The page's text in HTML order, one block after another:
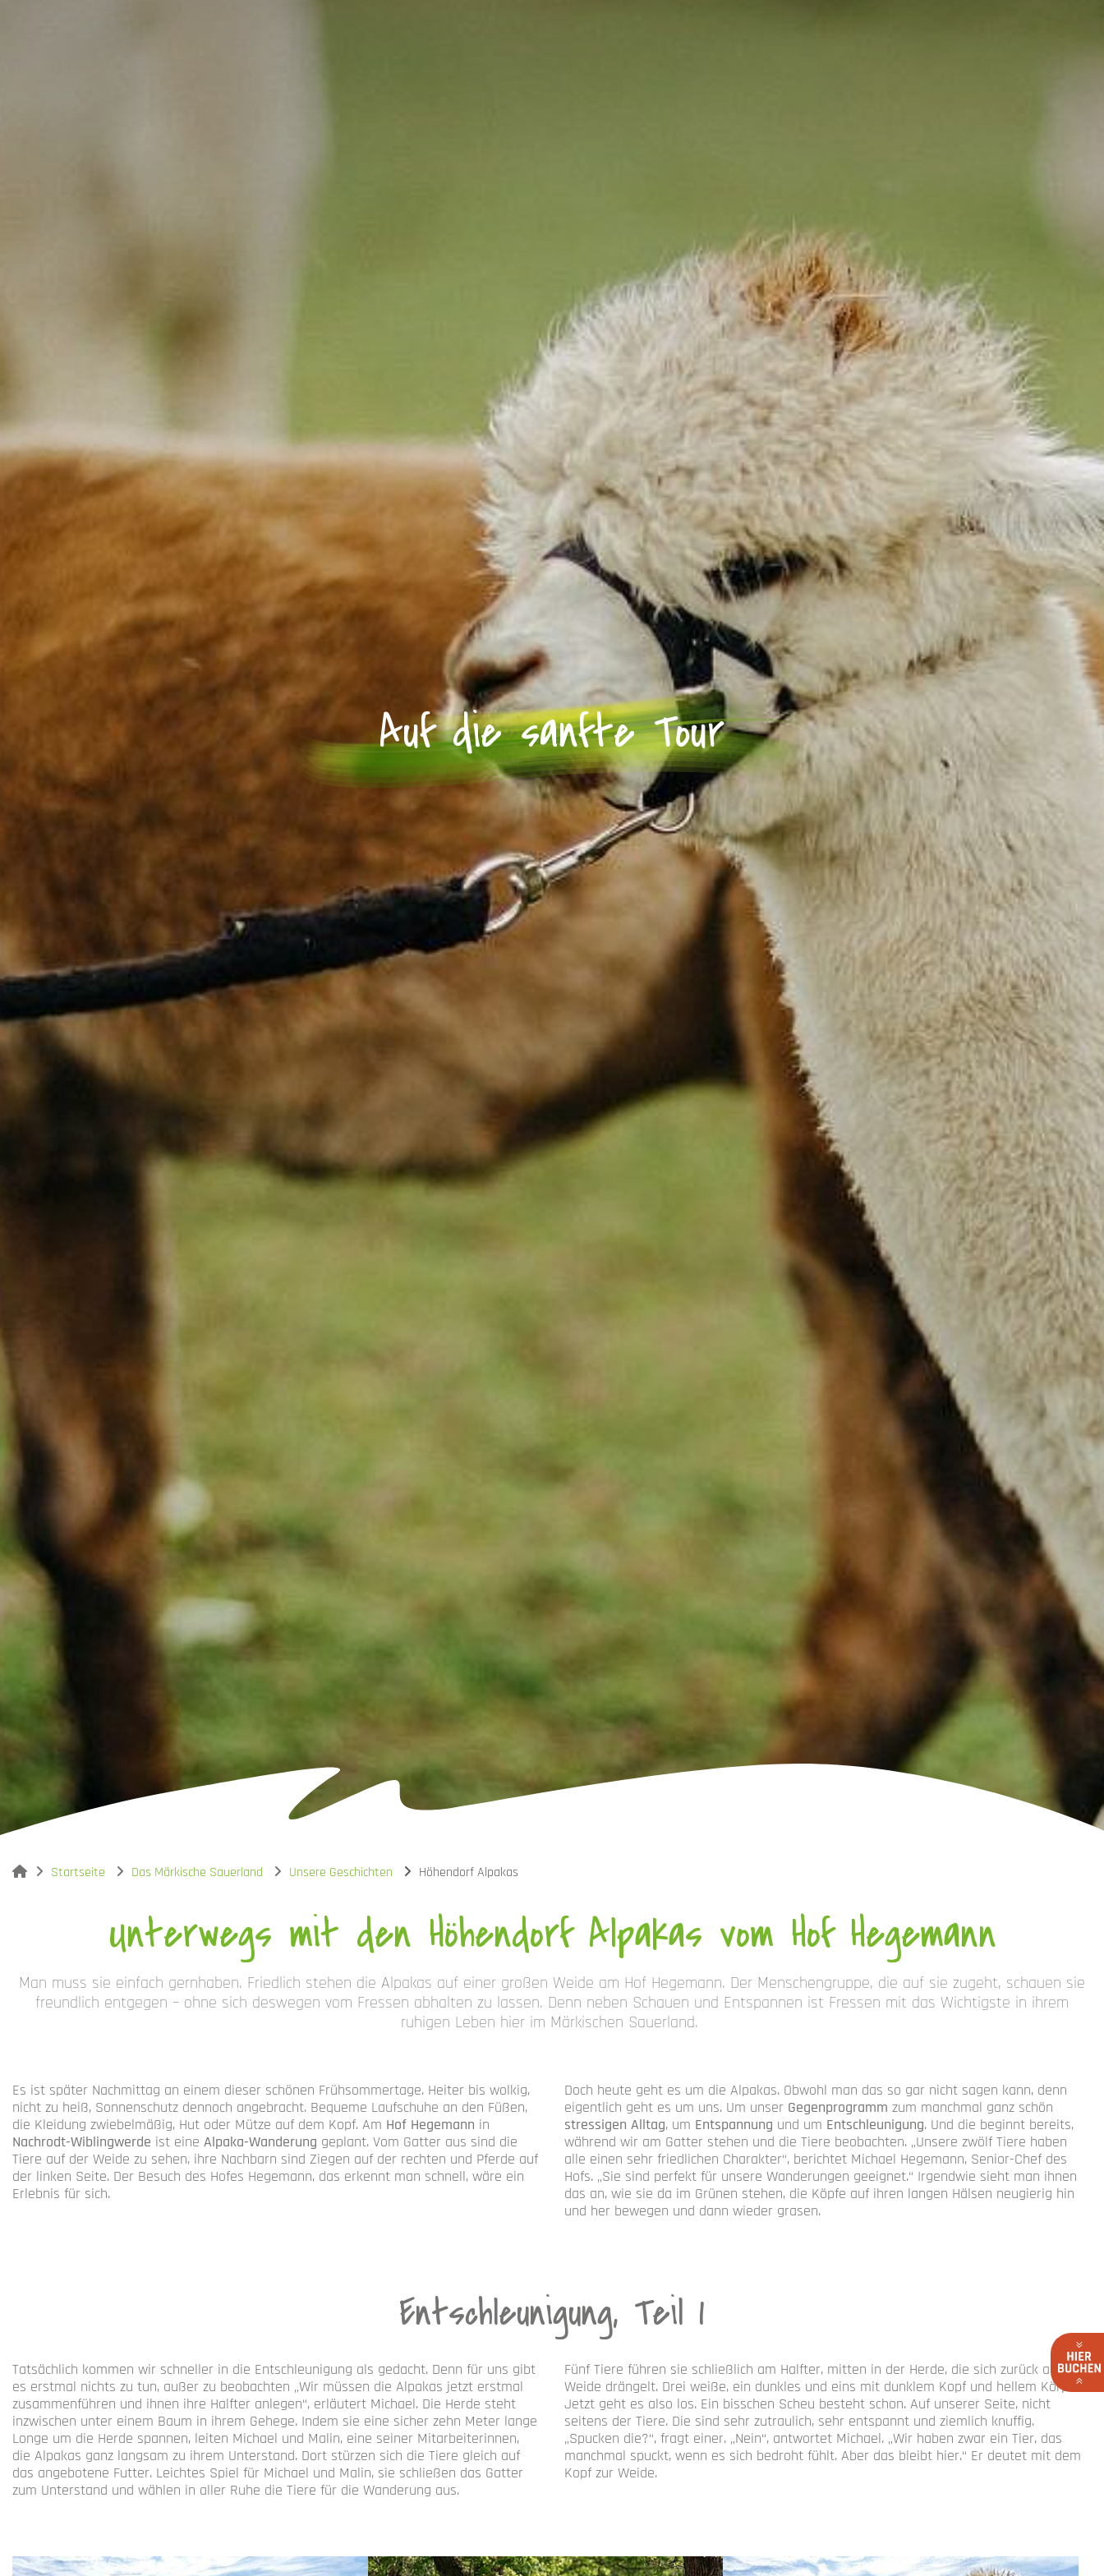
Auf die sanfte Tour
You are here:
Startseite Das Märkische Sauerland Unsere Geschichten Höhendorf Alpakas
Unterwegs mit den Höhendorf Alpakas vom Hof Hegemann
Man muss sie einfach gernhaben. Friedlich stehen die Alpakas auf einer großen Weide am Hof Hegemann. Der Menschengruppe, die auf sie zugeht, schauen sie
freundlich entgegen – ohne sich deswegen vom Fressen abhalten zu lassen. Denn neben Schauen und Entspannen ist Fressen mit das Wichtigste in ihrem
ruhigen Leben hier im Märkischen Sauerland.
Es ist später Nachmittag an einem dieser schönen Frühsommertage. Heiter bis wolkig,
nicht zu heiß, Sonnenschutz dennoch angebracht. Bequeme Laufschuhe an den Füßen,
die Kleidung zwiebelmäßig, Hut oder Mütze auf dem Kopf. Am Hof Hegemann in
Nachrodt-Wiblingwerde ist eine Alpaka-Wanderung geplant. Vom Gatter aus sind die
Tiere auf der Weide zu sehen, ihre Nachbarn sind Ziegen auf der rechten und Pferde auf
der linken Seite. Der Besuch des Hofes Hegemann, das erkennt man schnell, wäre ein
Erlebnis für sich.
Doch heute geht es um die Alpakas. Obwohl man das so gar nicht sagen kann, denn
eigentlich geht es um uns. Um unser Gegenprogramm zum manchmal ganz schön
stressigen Alltag, um Entspannung und um Entschleunigung. Und die beginnt bereits,
während wir am Gatter stehen und die Tiere beobachten. „Unsere zwölf Tiere haben
alle einen sehr friedlichen Charakter“, berichtet Michael Hegemann, Senior-Chef des
Hofs. „Sie sind perfekt für unsere Wanderungen geeignet.“ Irgendwie sieht man ihnen
das an, wie sie da im Grünen stehen, die Köpfe auf ihren langen Hälsen neugierig hin
und her bewegen und dann wieder grasen.
Entschleunigung, Teil 1
Tatsächlich kommen wir schneller in die Entschleunigung als gedacht. Denn für uns gibt
es erstmal nichts zu tun, außer zu beobachten „Wir müssen die Alpakas jetzt erstmal
zusammenführen und ihnen ihre Halfter anlegen“, erläutert Michael. Die Herde steht
inzwischen unter einem Baum in ihrem Gehege. Indem sie eine sicher zehn Meter lange
Longe um die Herde spannen, leiten Michael und Malin, eine seiner Mitarbeiterinnen,
die Alpakas ganz langsam zu ihrem Unterstand. Dort stürzen sich die Tiere gleich auf
das angebotene Futter. Leichtes Spiel für Michael und Malin, sie schließen das Gatter
zum Unterstand und wählen in aller Ruhe die Tiere für die Wanderung aus.
Fünf Tiere führen sie schließlich am Halfter, mitten in der Herde, die sich zurück auf die
Weide drängelt. Drei weiße, ein dunkles und eins mit dunklem Kopf und hellem Körper.
Jetzt geht es also los. Ein bisschen Scheu besteht schon. Auf unserer Seite, nicht
seitens der Tiere. Die sind sehr zutraulich, sehr entspannt und ziemlich knuffig.
„Spucken die?“, fragt einer. „Nein“, antwortet Michael. „Wir haben zwar ein Tier, das
manchmal spuckt, wenn es sich bedroht fühlt. Aber das bleibt hier.“ Er deutet mit dem
Kopf zur Weide.